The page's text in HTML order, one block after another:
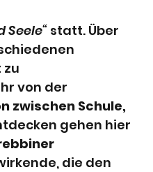
und
Bibliothek Kunst
Seele“ statt. Über
von der
zwischen Schule,
gehen hier
die den